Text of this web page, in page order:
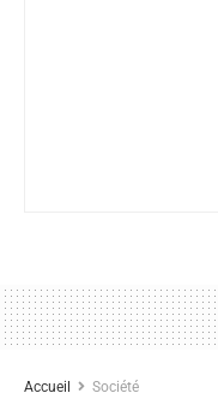
Accueil Société